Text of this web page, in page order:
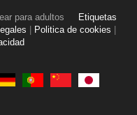
para adultos
Etiquetas
Politica de cookies